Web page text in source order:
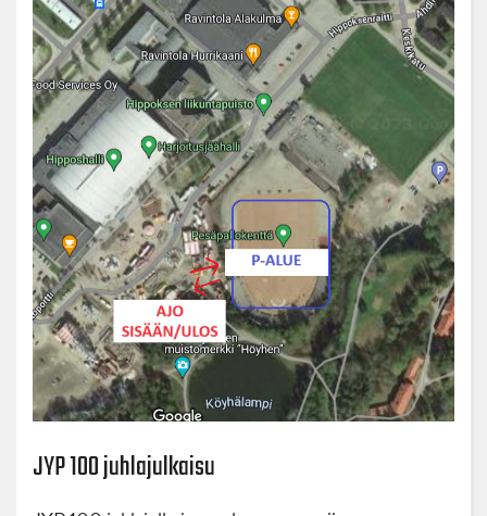
JYP 100 juhlajulkaisu